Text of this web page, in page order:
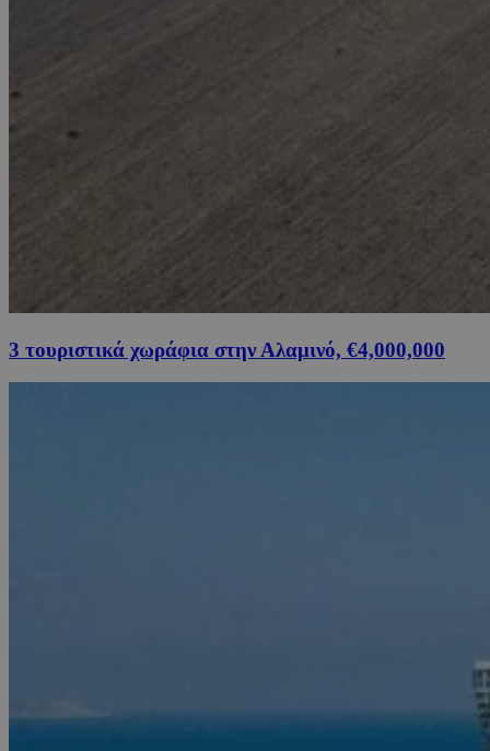
3 τουριστικά χωράφια στην Αλαμινό, €4,000,000